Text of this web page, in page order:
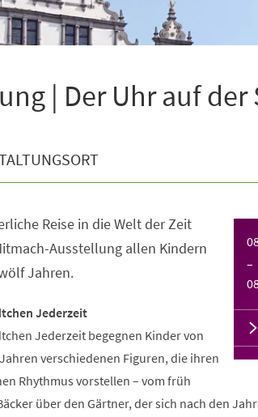
| Der Uhr auf der
–
Reise in die Welt der Zeit
Ausstellung allen Kindern
Jahren.
Jederzeit
Jederzeit begegnen Kinder von
verschiedenen Figuren, die ihren
Rhythmus vorstellen – vom früh
über den Gärtner, der sich nach den